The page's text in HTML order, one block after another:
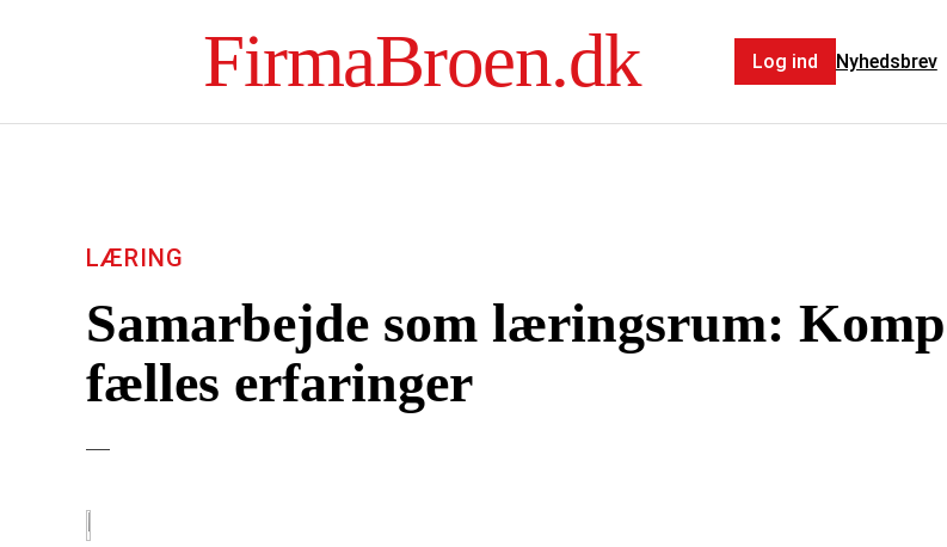
FirmaBroen.dk Log ind Nyhedsbrev
Samarbejde som læringsrum:
fælles erfaringer
LÆRING